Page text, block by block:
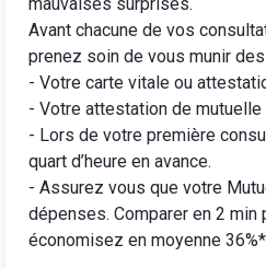
mauvaises surprises.
Avant chacune de vos
prenez soin de vous munir
- Votre carte vitale ou
- Votre attestation de mutuelle
- Lors de votre première
quart d’heure en avance.
-Assurez vous que votre
dépenses. Comparer en 2
économisez en moyenne